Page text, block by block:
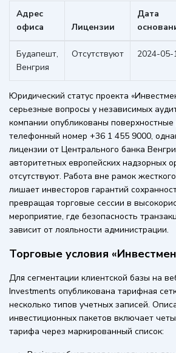
Адрес
офиса
Лицензии
Дата
Будапешт,
Венгрия
Отсутствуют 2024-05-
Юридический статус проекта
серьезные вопросы у независимых
компании опубликованы поверхностные
телефонный номер +36 1 455 9000,
лицензии от Центрального банка
авторитетных европейских надзорных
отсутствуют. Работа вне рамок
лишает инвесторов гарантий
превращая торговые сессии в
мероприятие, где безопасность
зависит от лояльности администрации.
Торговые условия
Для сегментации клиентской базы на
Investments опубликована тарифная
несколько типов учетных записей.
инвестиционных пакетов включает
тарифа через маркированный список: